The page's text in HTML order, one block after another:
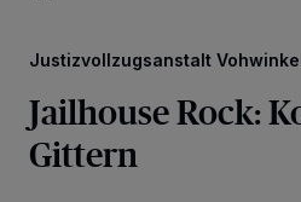
Justizvollzugsanstalt
Jailhouse Rock:
Gittern